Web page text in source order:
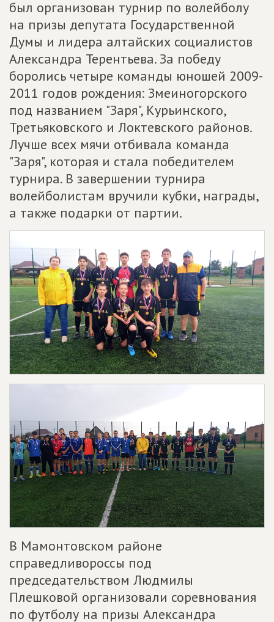
был организован турнир по волейболу
на призы депутата Государственной
Думы и лидера алтайских социалистов
Александра Терентьева. За победу
боролись четыре команды юношей 2009-
2011 годов рождения: Змеиногорского
под названием "Заря", Курьинского,
Третьяковского и Локтевского районов.
Лучше всех мячи отбивала команда
"Заря", которая и стала победителем
турнира. В завершении турнира
волейболистам вручили кубки, награды,
а также подарки от партии.
В Мамонтовском районе
справедливороссы под
председательством Людмилы
Плешковой организовали соревнования
по футболу на призы Александра